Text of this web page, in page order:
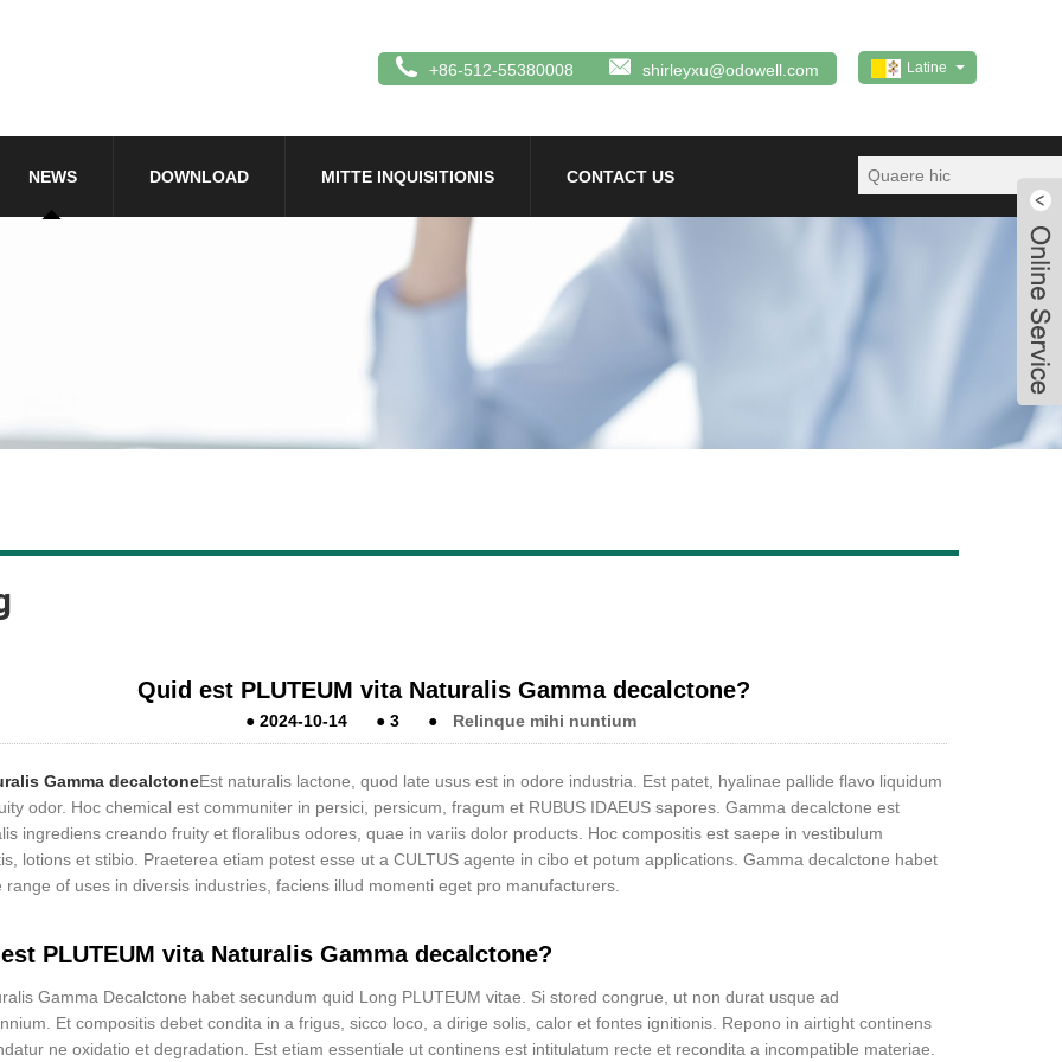
Latine
+86-512-55380008 shirleyxu@odowell.com
NEWS DOWNLOAD MITTE INQUISITIONIS CONTACT US
Quid est PLUTEUM vita Naturalis Gamma decalctone?
●2024-10-14 ●3 ● Relinque mihi nuntium
Gamma decalctoneEst naturalis lactone, quod late usus est in odore industria. Est patet, hyalinae pallide flavo liquidum
odor. Hoc chemical est communiter in persici, persicum, fragum et RUBUS IDAEUS sapores. Gamma decalctone est
ingrediens creando fruity et floralibus odores, quae in variis dolor products. Hoc compositis est saepe in vestibulum
lotions et stibio. Praeterea etiam potest esse ut a CULTUS agente in cibo et potum applications. Gamma decalctone habet
range of uses in diversis industries, faciens illud momenti eget pro manufacturers.
PLUTEUM vita Naturalis Gamma decalctone?
Gamma Decalctone habet secundum quid Long PLUTEUM vitae. Si stored congrue, ut non durat usque ad
Et compositis debet condita in a frigus, sicco loco, a dirige solis, calor et fontes ignitionis. Repono in airtight continens
ne oxidatio et degradation. Est etiam essentiale ut continens est intitulatum recte et recondita a incompatible materiae.